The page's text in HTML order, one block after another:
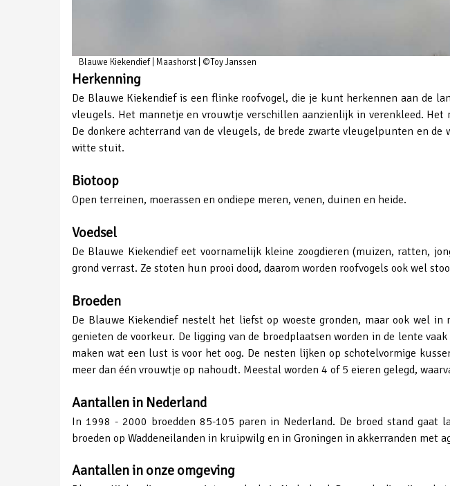
Blauwe Kiekendief | Maashorst | ©Toy Janssen
Herkenning
De Blauwe Kiekendief is een flinke roofvogel, die je kunt herkennen aan de
vleugels. Het mannetje en vrouwtje verschillen aanzienlijk in verenkleed.
De donkere achterrand van de vleugels, de brede zwarte vleugelpunten en
witte stuit.
Biotoop
Open terreinen, moerassen en ondiepe meren, venen, duinen en heide.
Voedsel
De Blauwe Kiekendief eet voornamelijk kleine zoogdieren (muizen, ratten,
grond verrast. Ze stoten hun prooi dood, daarom worden roofvogels ook wel
Broeden
De Blauwe Kiekendief nestelt het liefst op woeste gronden, maar ook wel
genieten de voorkeur. De ligging van de broedplaatsen worden in de lente
maken wat een lust is voor het oog. De nesten lijken op schotelvormige
meer dan één vrouwtje op nahoudt. Meestal worden 4 of 5 eieren gelegd,
Aantallen in Nederland
In 1998 - 2000 broedden 85-105 paren in Nederland. De broed stand gaat
broeden op Waddeneilanden in kruipwilg en in Groningen in akkerranden met
Aantallen in onze omgeving